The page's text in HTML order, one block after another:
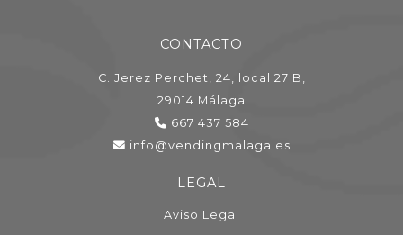
CONTACTO
C. Jerez Perchet, 24, local 27 B,
29014 Málaga
667 437 584
info@vendingmalaga.es
LEGAL
Aviso Legal